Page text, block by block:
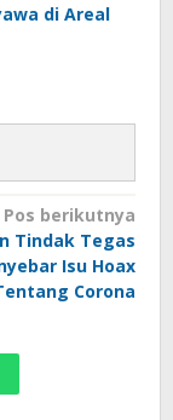
di Areal
Pos berikutnya
Tindak Tegas
Isu Hoax
Corona